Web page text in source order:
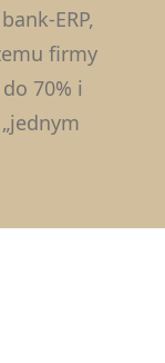
ERP,
firmy
70% i